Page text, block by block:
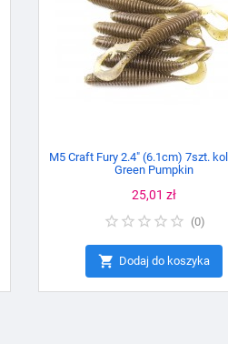
M5 Craft Fury 2.4" (6.1cm) 7szt.
Green Pumpkin
Cena
25,01 zł
(0)
 Dodaj do koszyka